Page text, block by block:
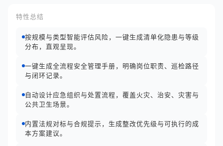
特性总结
按规模与类型智能评估风险，一键生成清单化隐患与等级
分布，直观呈现。
一键生成全流程安全管理手册，明确岗位职责、巡检路径
与闭环记录。
自动设计应急组织与处置流程，覆盖火灾、治安、灾害与
公共卫生场景。
内置法规对标与合规提示，生成整改优先级与可执行的成
本方案建议。